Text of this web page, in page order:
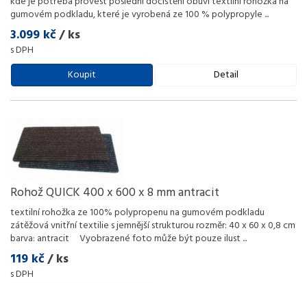
gumovém podkladu, které je vyrobená ze 100 % polypropyle ...
3.099 kč/ ks
s DPH
Koupit
Detail
Rohož QUICK 400 x 600 x 8 mm antracit
textilní rohožka ze 100% polypropenu na gumovém podkladu
zátěžová vnitřní textilie s jemnější strukturou rozměr: 40 x 60 x 0,8 cm
barva: antracit Vyobrazené foto může být pouze ilust ...
119 kč/ ks
s DPH